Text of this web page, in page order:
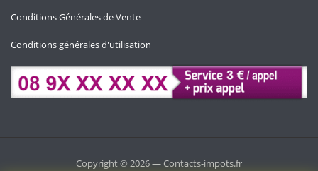
Conditions Générales de Vente
Conditions générales d'utilisation
Copyright © 2026 — Contacts-impots.fr